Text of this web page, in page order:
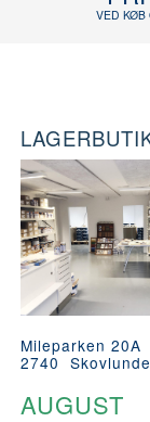
VED KØB
Mileparken 20A
2740 Skovlunde
AUGUST